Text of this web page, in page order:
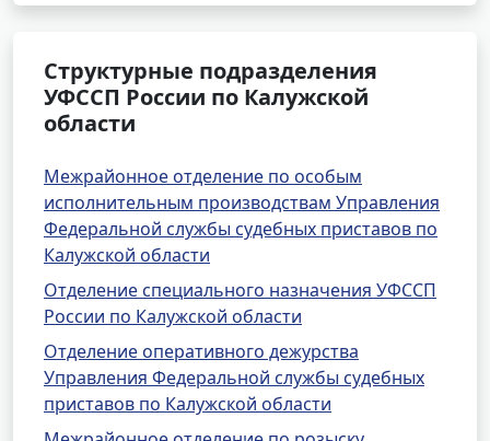
Структурные подразделения
УФССП России по Калужской
области
Межрайонное отделение по особым
исполнительным производствам Управления
Федеральной службы судебных приставов по
Калужской области
Отделение специального назначения УФССП
России по Калужской области
Отделение оперативного дежурства
Управления Федеральной службы судебных
приставов по Калужской области